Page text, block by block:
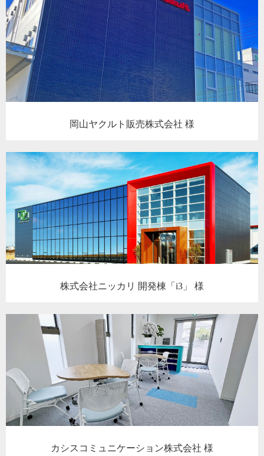
岡山ヤクルト販売株式会社 様
株式会社ニッカリ 開発棟「i3」 様
カシスコミュニケーション株式会社 様